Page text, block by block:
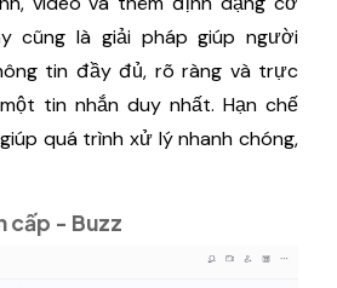
cũng là giải pháp giúp người
tin đầy đủ, rõ ràng và trực
tin nhắn duy nhất. Hạn chế
quá trình xử lý nhanh chóng,
cấp - Buzz